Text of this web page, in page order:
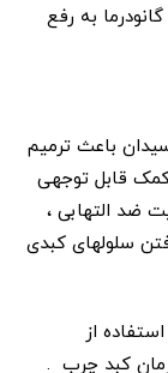
به رفع
باعث ترمیم
قابل توجهی
ضد التهابی ،
سلولهای کبدی
۲۰۱۷،در زمینه استفاده از
کبد چرب .